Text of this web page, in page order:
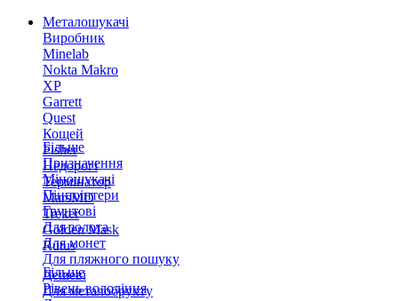
Металошукачі
Виробник
Minelab
Nokta Makro
XP
Garrett
Quest
Кощей
Fisher
Недорогі
Термінатор
MarsMD
Treker
Golden Mask
Rutus
Більше
Призначення
Міношукачі
Пінпоінтери
Грунтові
Для золота
Для монет
Для пляжного пошуку
Дешеві
Для металобрухту
Більше
Рівень володіння